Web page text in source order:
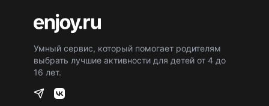
Умный сервис, который помогает родителям
выбрать лучшие активности для детей от 4 до
16 лет.